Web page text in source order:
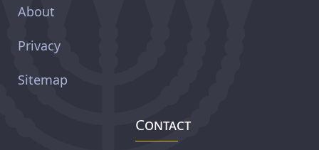
About
Privacy
Sitemap
Contact